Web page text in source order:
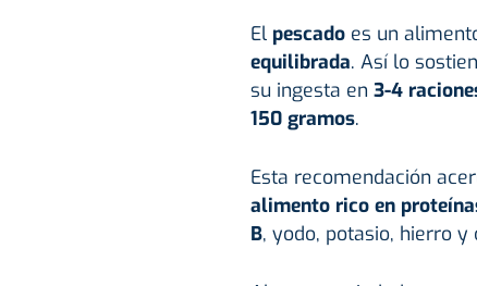
El pescado es un
equilibrada. Así lo
su ingesta en 3-4
150 gramos.
Esta recomendación
alimento rico en
B, yodo, potasio, hierro y